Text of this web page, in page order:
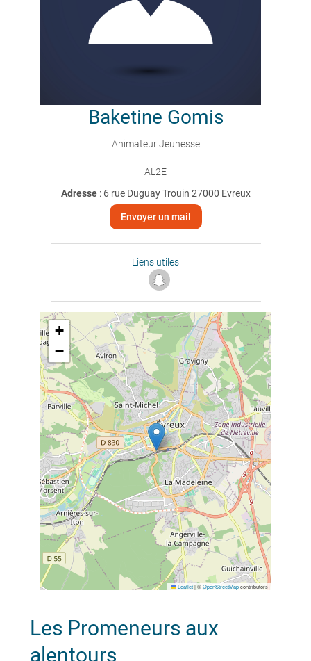
Baketine Gomis
Animateur Jeunesse
AL2E
Adresse : 6 rue Duguay Trouin 27000 Evreux
Envoyer un mail
Liens utiles
+
−
Leaflet |©OpenStreetMapcontributors
Les Promeneurs aux
alentours